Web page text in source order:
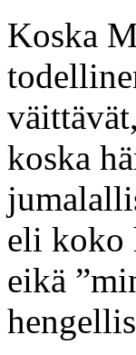
Koska
koska
eli koko
eikä